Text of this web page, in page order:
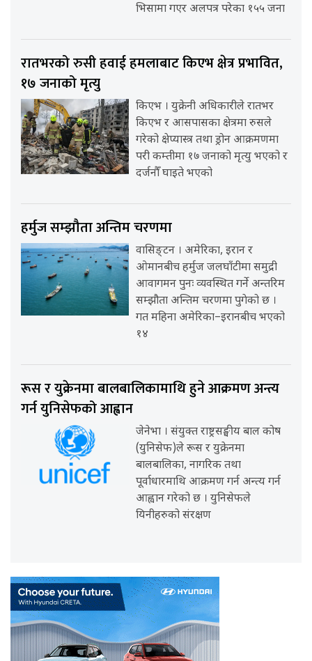
भिसामा गएर अलपत्र परेका १५५ जना
रातभरको रुसी हवाई हमलाबाट किएभ क्षेत्र प्रभावित,
१७ जनाको मृत्यु
किएभ । युक्रेनी अधिकारीले रातभर
किएभ र आसपासका क्षेत्रमा रुसले
गरेको क्षेप्यास्त्र तथा ड्रोन आक्रमणमा
परी कम्तीमा १७ जनाको मृत्यु भएको र
दर्जनौँ घाइते भएको
हर्मुज सम्झौता अन्तिम चरणमा
वासिङ्टन । अमेरिका, इरान र
ओमानबीच हर्मुज जलघाँटीमा समुद्री
आवागमन पुनः व्यवस्थित गर्ने अन्तरिम
सम्झौता अन्तिम चरणमा पुगेको छ ।
गत महिना अमेरिका–इरानबीच भएको
१४
रूस र युक्रेनमा बालबालिकामाथि हुने आक्रमण अन्त्य
गर्न युनिसेफको आह्वान
जेनेभा । संयुक्त राष्ट्रसङ्घीय बाल कोष
(युनिसेफ)ले रूस र युक्रेनमा
बालबालिका, नागरिक तथा
पूर्वाधारमाथि आक्रमण गर्न अन्त्य गर्न
आह्वान गरेको छ । युनिसेफले
यिनीहरुको संरक्षण